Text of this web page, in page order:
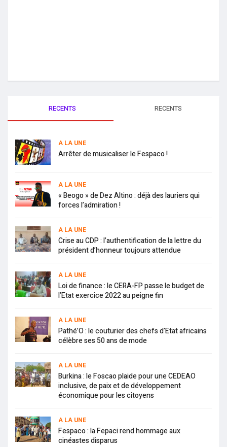
RECENTS RECENTS
A LA UNE
Arrêter de musicaliser le Fespaco !
A LA UNE
« Beogo » de Dez Altino : déjà des lauriers qui
forces l’admiration !
A LA UNE
Crise au CDP : l’authentification de la lettre du
président d’honneur toujours attendue
A LA UNE
Loi de finance : le CERA-FP passe le budget de
l’Etat exercice 2022 au peigne fin
A LA UNE
Pathé’O : le couturier des chefs d’Etat africains
célèbre ses 50 ans de mode
A LA UNE
Burkina : le Foscao plaide pour une CEDEAO
inclusive, de paix et de développement
économique pour les citoyens
A LA UNE
Fespaco : la Fepaci rend hommage aux
cinéastes disparus